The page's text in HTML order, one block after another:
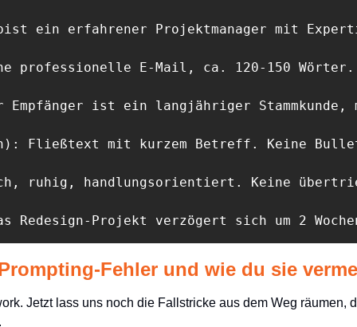
ein erfahrener Projektmanager mit
professionelle E-Mail, ca. 120-150 Wörter.
Empfänger ist ein langjähriger
Fließtext mit kurzem Betreff. Keine
ruhig, handlungsorientiert. Keine
Redesign-Projekt verzögert sich um 2
Fehler und wie du sie
Jetzt lass uns noch die Fallstricke aus dem Weg räumen,